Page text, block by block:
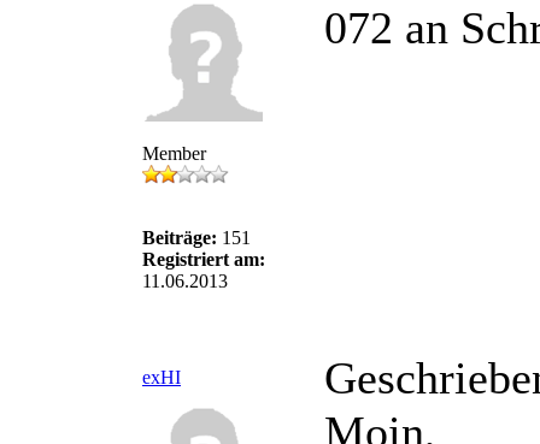
Member
Beiträge: 151
Registriert am:
11.06.2013
072 an
exHI
Moin,